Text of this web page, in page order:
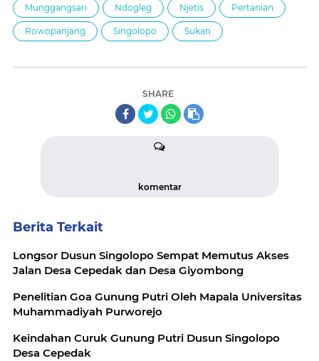
Munggangsari Ndogleg Njetis Pertanian
Rowopanjang Singolopo Sukan
SHARE
komentar
Berita Terkait
Longsor Dusun Singolopo Sempat Memutus Akses
Jalan Desa Cepedak dan Desa Giyombong
Penelitian Goa Gunung Putri Oleh Mapala Universitas
Muhammadiyah Purworejo
Keindahan Curuk Gunung Putri Dusun Singolopo
Desa Cepedak